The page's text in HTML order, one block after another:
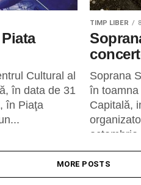
Cultural al
în data de 31
în Piaţa
TIMP LIBER
Soprana
în toamna
Capitală,
octombrie
MORE POSTS